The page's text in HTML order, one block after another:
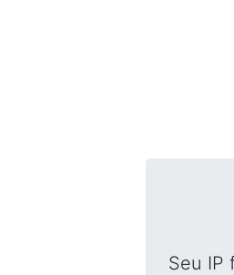
Seu IP